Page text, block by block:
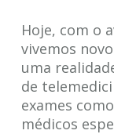
Hoje, com o
vivemos
uma
de
exames
médicos